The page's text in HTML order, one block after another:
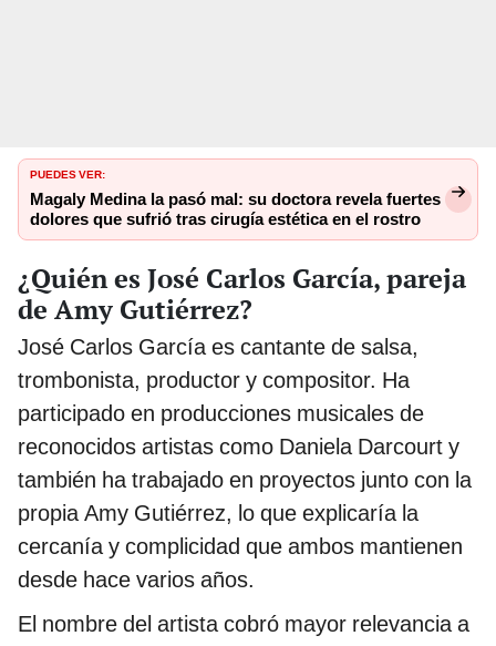
PUEDES VER:
Magaly Medina la pasó mal: su doctora revela fuertes
dolores que sufrió tras cirugía estética en el rostro
¿Quién es José Carlos García, pareja
de Amy Gutiérrez?
José Carlos García es cantante de salsa,
trombonista, productor y compositor. Ha
participado en producciones musicales de
reconocidos artistas como Daniela Darcourt y
también ha trabajado en proyectos junto con la
propia Amy Gutiérrez, lo que explicaría la
cercanía y complicidad que ambos mantienen
desde hace varios años.
El nombre del artista cobró mayor relevancia a